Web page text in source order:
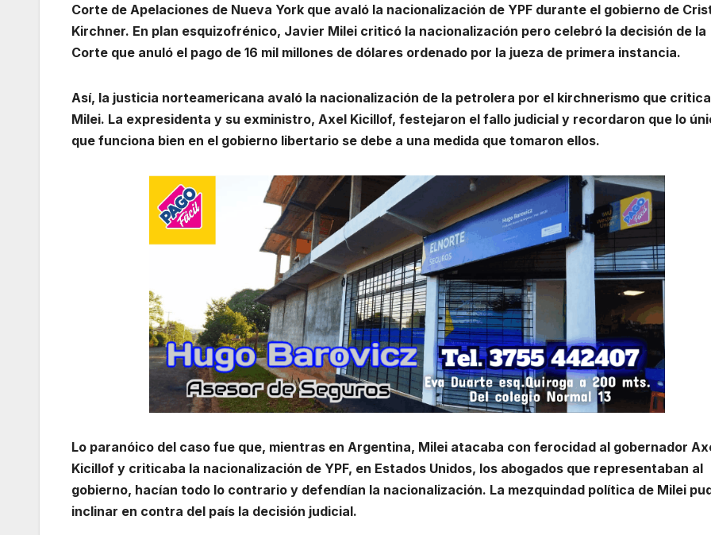
Corte de Apelaciones de Nueva York que avaló la nacionalización de YPF durante el gobierno de
Kirchner. En plan esquizofrénico, Javier Milei criticó la nacionalización pero celebró la decisión de la
Corte que anuló el pago de 16 mil millones de dólares ordenado por la jueza de primera instancia.
Así, la justicia norteamericana avaló la nacionalización de la petrolera por el kirchnerismo que critica
Milei. La expresidenta y su exministro, Axel Kicillof, festejaron el fallo judicial y recordaron que lo
que funciona bien en el gobierno libertario se debe a una medida que tomaron ellos.
Lo paranóico del caso fue que, mientras en Argentina, Milei atacaba con ferocidad al gobernador
Kicillof y criticaba la nacionalización de YPF, en Estados Unidos, los abogados que representaban al
gobierno, hacían todo lo contrario y defendían la nacionalización. La mezquindad política de Milei
inclinar en contra del país la decisión judicial.